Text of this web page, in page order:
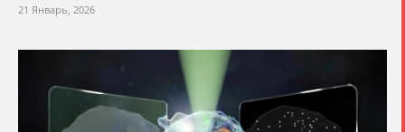
21 Январь, 2026